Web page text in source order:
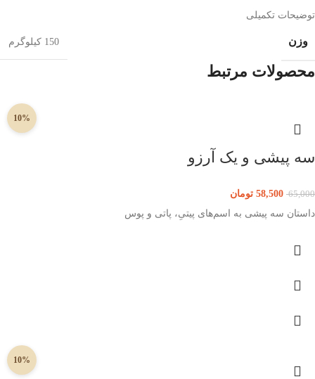
توضیحات تکمیلی
وزن 150 کیلوگرم
محصولات مرتبط
10%
سه پیشی و یک آرزو
65,000
58,500 تومان
داستان سه پیشی به اسم‌های پیتیِ، پاتی و پوس
10%